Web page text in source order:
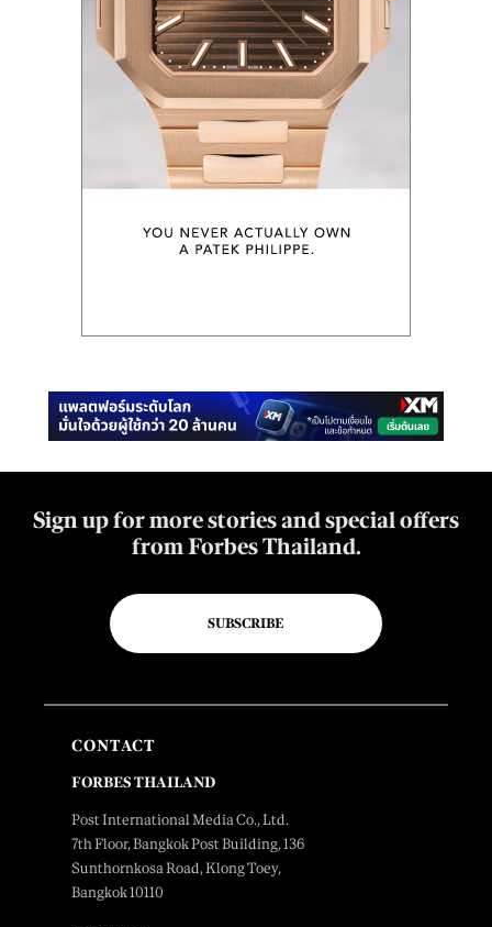
Sign up for more stories and special offers
from Forbes Thailand.
SUBSCRIBE
CONTACT
FORBES THAILAND
Post International Media Co., Ltd.
7th Floor, Bangkok Post Building, 136
Sunthornkosa Road, Klong Toey,
Bangkok 10110